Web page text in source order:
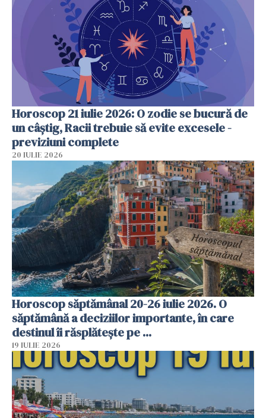
Horoscop 21 iulie 2026: O zodie se bucură de
un câștig, Racii trebuie să evite excesele -
previziuni complete
20 IULIE 2026
Horoscop săptămânal 20-26 iulie 2026. O
săptămână a deciziilor importante, în care
destinul îi răsplătește pe ...
19 IULIE 2026